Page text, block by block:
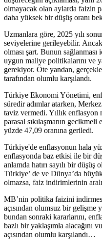
olmayacak olan aylarda faizin
daha yüksek bir düşüş oranı
Uzmanlara göre, 2025 yılı
seviyelerine gerileyebilir.
olması şart. Bunun
uygun maliye politikalarını ve
gerekiyor. Öte yandan,
tarafından olumlu karşılandı.
Türkiye Ekonomi Yönetimi,
süredir adımlar atarken,
taviz vermedi. Yıllık enflasyon
parasal sıkılaşmanın
yüzde 47,09 oranına geriledi.
Türkiye'de enflasyonun hala
enflasyonda baz etkisi ile bir
anlamda hatırı sayılı bir düşüş
Türkiye’ de ve Dünya’da
olmazsa, faiz indirimlerinin
MB’nin politika faizini
açısından olumsuz bir gelişme
bundan sonraki kararlarını,
bazlı bir yaklaşımla alacağını
açısından olumlu karşılandı…